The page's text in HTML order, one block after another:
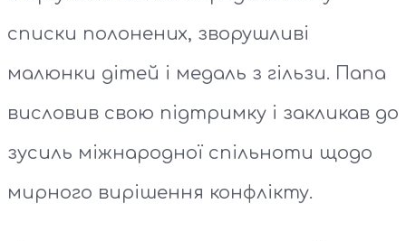
списки полонених, зворушливі
малюнки дітей і медаль з гільзи. Папа
висловив свою підтримку і закликав до
зусиль міжнародної спільноти щодо
мирного вирішення конфлікту.